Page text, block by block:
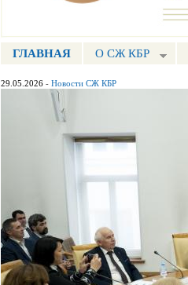
ГЛАВНОЕ МЕНЮ
ГЛАВНАЯ О СЖ КБР
29.05.2026 - Новости СЖ КБР